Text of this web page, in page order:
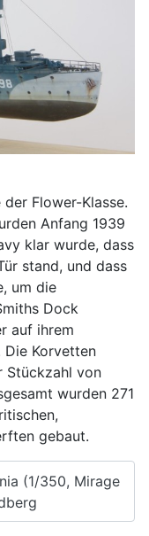
Flower-Klasse.
Anfang 1939
klar wurde, dass
stand, und dass
um die
Dock
auf ihrem
Die Korvetten
Stückzahl von
wurden 271
gebaut.
(1/350, Mirage